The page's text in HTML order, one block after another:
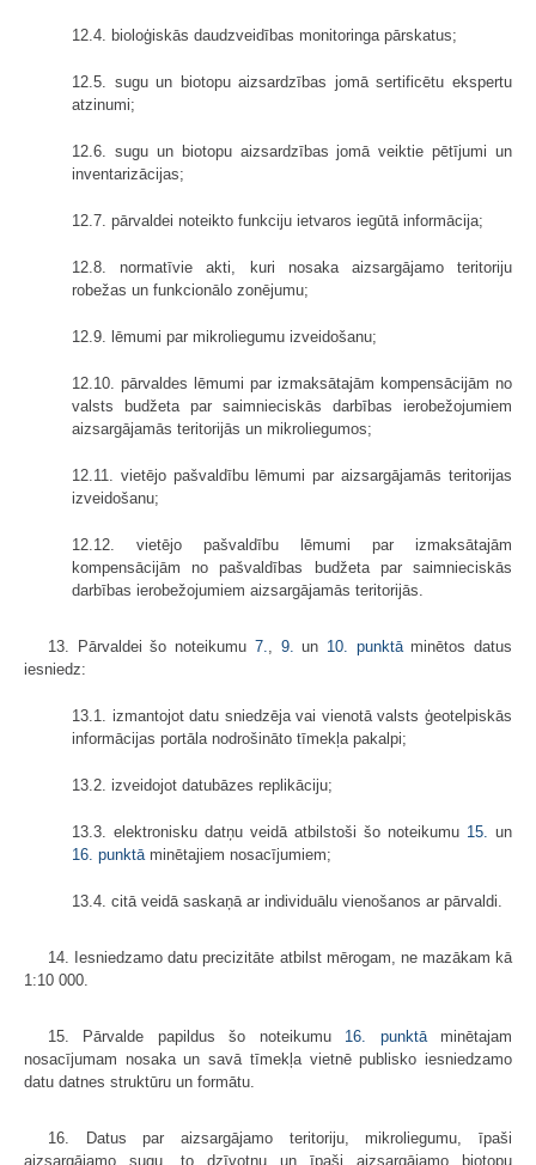
12.4. bioloģiskās daudzveidības monitoringa pārskatus;
12.5. sugu un biotopu aizsardzības jomā sertificētu ekspertu
atzinumi;
12.6. sugu un biotopu aizsardzības jomā veiktie pētījumi un
inventarizācijas;
12.7. pārvaldei noteikto funkciju ietvaros iegūtā informācija;
12.8. normatīvie akti, kuri nosaka aizsargājamo teritoriju
robežas un funkcionālo zonējumu;
12.9. lēmumi par mikroliegumu izveidošanu;
12.10. pārvaldes lēmumi par izmaksātajām kompensācijām no
valsts budžeta par saimnieciskās darbības ierobežojumiem
aizsargājamās teritorijās un mikroliegumos;
12.11. vietējo pašvaldību lēmumi par aizsargājamās teritorijas
izveidošanu;
12.12. vietējo pašvaldību lēmumi par izmaksātajām
kompensācijām no pašvaldības budžeta par saimnieciskās
darbības ierobežojumiem aizsargājamās teritorijās.
13. Pārvaldei šo noteikumu 7. 9.un 10. punktāminētos datus
iesniedz:
13.1. izmantojot datu sniedzēja vai vienotā valsts ģeotelpiskās
informācijas portāla nodrošināto tīmekļa pakalpi;
13.2. izveidojot datubāzes replikāciju;
13.3. elektronisku datņu veidā atbilstoši šo noteikumu 15. un
16. punktā minētajiem nosacījumiem;
13.4. citā veidā saskaņā ar individuālu vienošanos ar pārvaldi.
14. Iesniedzamo datu precizitāte atbilst mērogam, ne mazākam kā
1:10 000.
15. Pārvalde papildus šo noteikumu 16. punktāminētajam
nosacījumam nosaka un savā tīmekļa vietnē publisko iesniedzamo
datu datnes struktūru un formātu.
16. Datus par aizsargājamo teritoriju, mikroliegumu, īpaši
aizsargājamo sugu, to dzīvotņu un īpaši aizsargājamo biotopu